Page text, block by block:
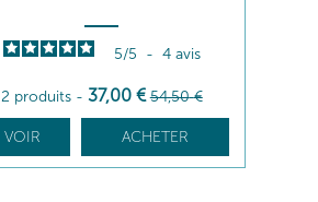
5/5 - 4 avis
2 produits - 37,00 € 54,50 €
VOIR ACHETER